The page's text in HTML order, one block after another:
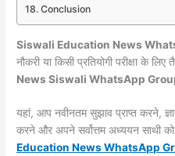
Conclusion
Siswali Education News
नौकरी या किसी प्रतियोगी परीक्षा के
News Siswali WhatsApp
यहां, आप नवीनतम सुझाव प्राप्त करने,
करने और अपने सर्वोत्तम अध्ययन साथी
Education News WhatsApp